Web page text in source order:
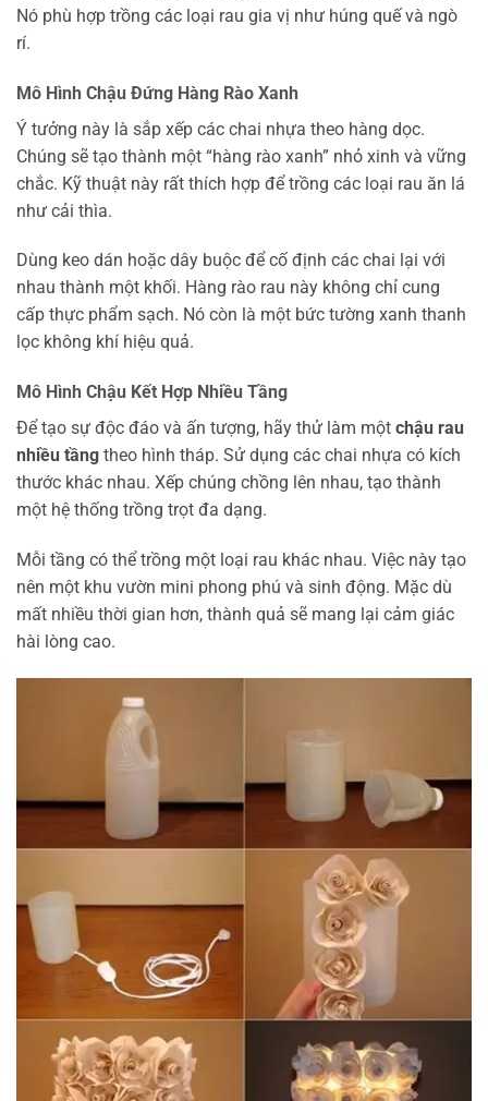
Nó phù hợp trồng các loại rau gia vị như húng quế và ngò
rí.
Mô Hình Chậu Đứng Hàng Rào Xanh
Ý tưởng này là sắp xếp các chai nhựa theo hàng dọc.
Chúng sẽ tạo thành một “hàng rào xanh” nhỏ xinh và vững
chắc. Kỹ thuật này rất thích hợp để trồng các loại rau ăn lá
như cải thìa.
Dùng keo dán hoặc dây buộc để cố định các chai lại với
nhau thành một khối. Hàng rào rau này không chỉ cung
cấp thực phẩm sạch. Nó còn là một bức tường xanh thanh
lọc không khí hiệu quả.
Mô Hình Chậu Kết Hợp Nhiều Tầng
Để tạo sự độc đáo và ấn tượng, hãy thử làm một chậu rau
nhiều tầng theo hình tháp. Sử dụng các chai nhựa có kích
thước khác nhau. Xếp chúng chồng lên nhau, tạo thành
một hệ thống trồng trọt đa dạng.
Mỗi tầng có thể trồng một loại rau khác nhau. Việc này tạo
nên một khu vườn mini phong phú và sinh động. Mặc dù
mất nhiều thời gian hơn, thành quả sẽ mang lại cảm giác
hài lòng cao.